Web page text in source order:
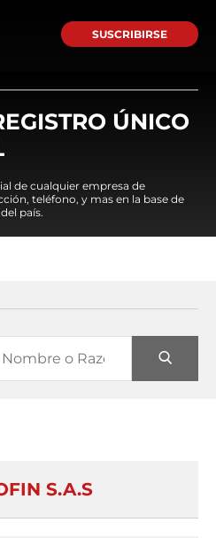
SUSCRIBIRSE
ÚNICO
de cualquier empresa de
teléfono, y mas en la base de
país.
S.A.S